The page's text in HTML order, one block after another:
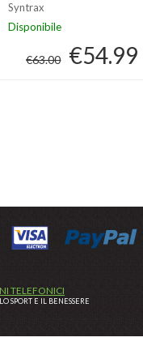
Syntrax
Disponibile
€63.00 €54.99
TELEFONICI
SPORT E IL BENESSERE